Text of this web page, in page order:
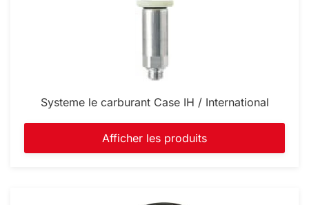
Systeme le carburant Case IH / International
Afficher les produits